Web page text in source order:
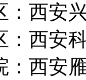
：西安
：西安
：西安